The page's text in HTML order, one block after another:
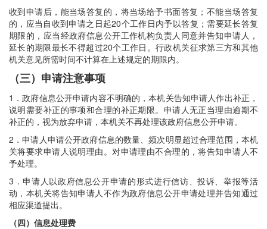
收到申请后，能当场答复的，将当场给予书面答复；不能当场答复
的，应当自收到申请之日起20个工作日内予以答复；需要延长答复
期限的，应当经政府信息公开工作机构负责人同意并告知申请人，
延长的期限最长不得超过20个工作日。行政机关征求第三方和其他
机关意见所需时间不计算在上述规定的期限内。
（三）申请注意事项
1 ．政府信息公开申请内容不明确的，本机关告知申请人作出补正，
说明需要补正的事项和合理的补正期限。申请人无正当理由逾期不
补正的，视为放弃申请，本机关不再处理该政府信息公开申请。
2 ．申请人申请公开政府信息的数量、频次明显超过合理范围，本机
关将要求申请人说明理由。对申请理由不合理的，将告知申请人不
予处理。
3 ．申请人以政府信息公开申请的形式进行信访、投诉、举报等活
动，本机关将告知申请人不作为政府信息公开申请处理并告知通过
相应渠道提出。
（四）信息处理费